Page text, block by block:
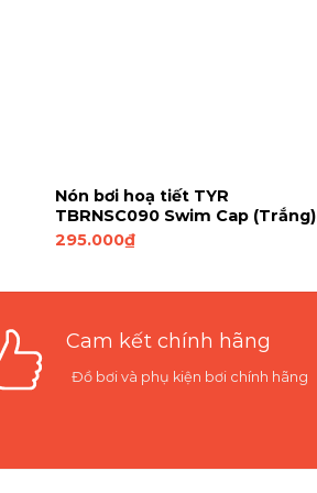
Nón bơi hoạ tiết TYR
TBRNSC090 Swim Cap (Trắng)
295.000₫
Cam kết chính hãng
Đồ bơi và phụ kiện bơi chính hãng